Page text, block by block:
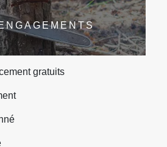
gratuits